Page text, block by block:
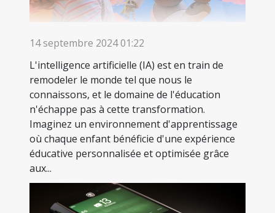
14 septembre 2024 01:22
L'intelligence artificielle (IA) est en train de
remodeler le monde tel que nous le
connaissons, et le domaine de l'éducation
n'échappe pas à cette transformation.
Imaginez un environnement d'apprentissage
où chaque enfant bénéficie d'une expérience
éducative personnalisée et optimisée grâce
aux...